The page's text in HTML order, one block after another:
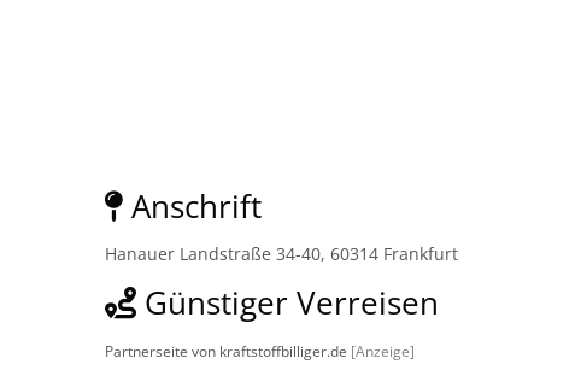
Anschrift
Hanauer Landstraße 34-40, 60314 Frankfurt
Günstiger Verreisen
Partnerseite von kraftstoffbilliger.de [Anzeige]